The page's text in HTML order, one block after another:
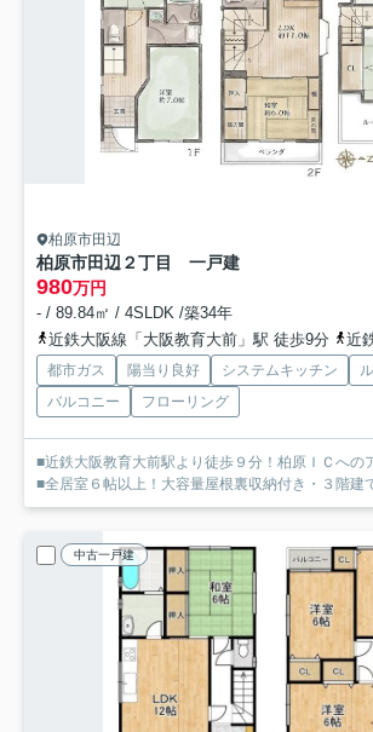
柏原市田辺
柏原市田辺２丁目 一戸建
980万円
- / 89.84㎡ / 4SLDK /築34年
近鉄大阪線「大阪教育大前」駅 徒歩9分
近鉄
都市ガス 陽当り良好 システムキッチン
バルコニー
フローリング
■近鉄大阪教育大前駅より徒歩９分！柏原ＩＣへの
■全居室６帖以上！大容量屋根裏収納付き・３階建
中古一戸建